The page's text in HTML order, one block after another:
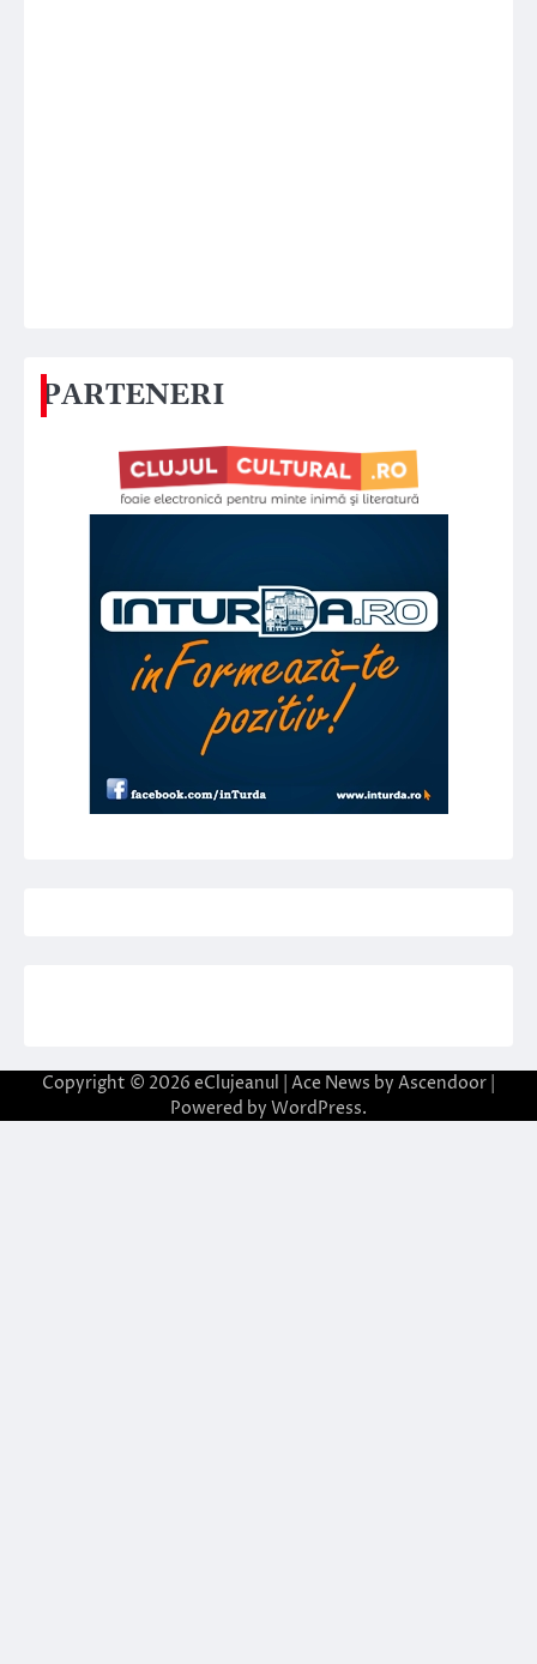
PARTENERI
Copyright © 2026 eClujeanul | Ace News by Ascendoor
Powered by WordPress.